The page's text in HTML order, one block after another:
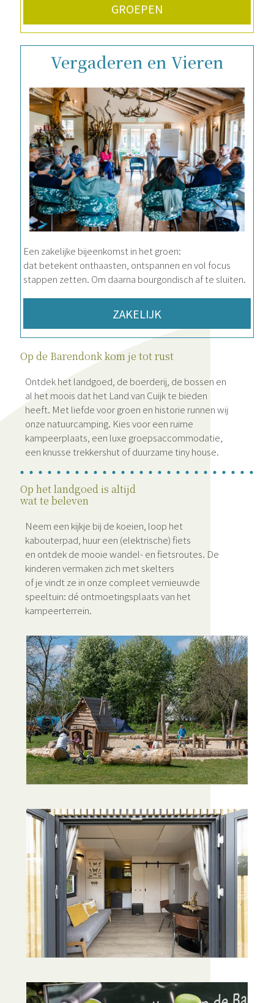
GROEPEN
Vergaderen en Vieren
Een zakelijke bijeenkomst in het groen:
dat betekent onthaasten, ontspannen en vol focus
stappen zetten. Om daarna bourgondisch af te sluiten.
ZAKELIJK
Op de Barendonk kom je tot rust
Ontdek het landgoed, de boerderij, de bossen en
al het moois dat het Land van Cuijk te bieden
heeft. Met liefde voor groen en historie runnen wij
onze natuurcamping. Kies voor een ruime
kampeerplaats, een luxe groepsaccommodatie,
een knusse trekkershut of duurzame tiny house.
Op het landgoed is altijd
wat te beleven
Neem een kijkje bij de koeien, loop het
kabouterpad, huur een (elektrische) fiets
en ontdek de mooie wandel- en fietsroutes. De
kinderen vermaken zich met skelters
of je vindt ze in onze compleet vernieuwde
speeltuin: dé ontmoetingsplaats van het
kampeerterrein.